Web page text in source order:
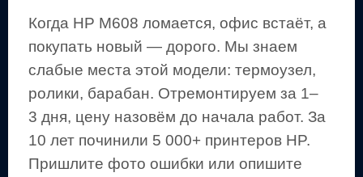
Когда HP M608 ломается, офис встаёт, а
покупать новый — дорого. Мы знаем
слабые места этой модели: термоузел,
ролики, барабан. Отремонтируем за 1–
3 дня, цену назовём до начала работ. За
10 лет починили 5 000+ принтеровHP.
Пришлите фото ошибки или опишите